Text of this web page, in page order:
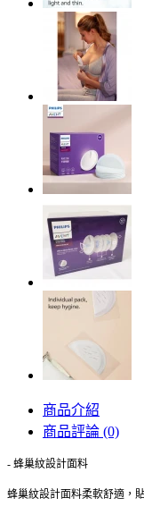
商品介紹
商品評論 (0)
- 蜂巢紋設計面料
蜂巢紋設計面料柔軟舒適，